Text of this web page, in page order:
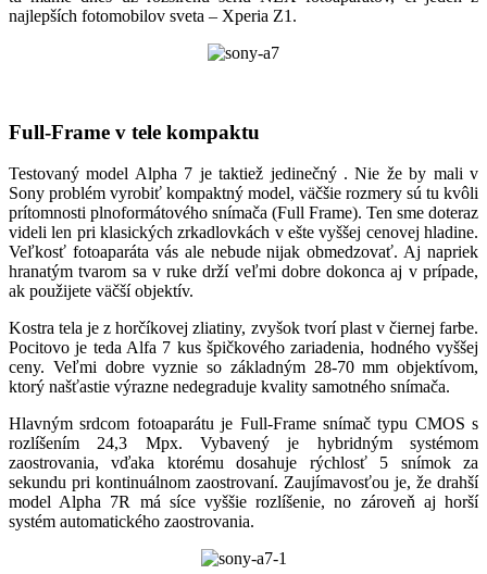
najlepších fotomobilov sveta – Xperia Z1.
Full-Frame v tele kompaktu
Testovaný model Alpha 7 je taktiež jedinečný . Nie že by mali v
Sony problém vyrobiť kompaktný model, väčšie rozmery sú tu kvôli
prítomnosti plnoformátového snímača (Full Frame). Ten sme doteraz
videli len pri klasických zrkadlovkách v ešte vyššej cenovej hladine.
Veľkosť fotoaparáta vás ale nebude nijak obmedzovať. Aj napriek
hranatým tvarom sa v ruke drží veľmi dobre dokonca aj v prípade,
ak použijete väčší objektív.
Kostra tela je z horčíkovej zliatiny, zvyšok tvorí plast v čiernej farbe.
Pocitovo je teda Alfa 7 kus špičkového zariadenia, hodného vyššej
ceny. Veľmi dobre vyznie so základným 28-70 mm objektívom,
ktorý našťastie výrazne nedegraduje kvality samotného snímača.
Hlavným srdcom fotoaparátu je Full-Frame snímač typu CMOS s
rozlíšením 24,3 Mpx. Vybavený je hybridným systémom
zaostrovania, vďaka ktorému dosahuje rýchlosť 5 snímok za
sekundu pri kontinuálnom zaostrovaní. Zaujímavosťou je, že drahší
model Alpha 7R má síce vyššie rozlíšenie, no zároveň aj horší
systém automatického zaostrovania.